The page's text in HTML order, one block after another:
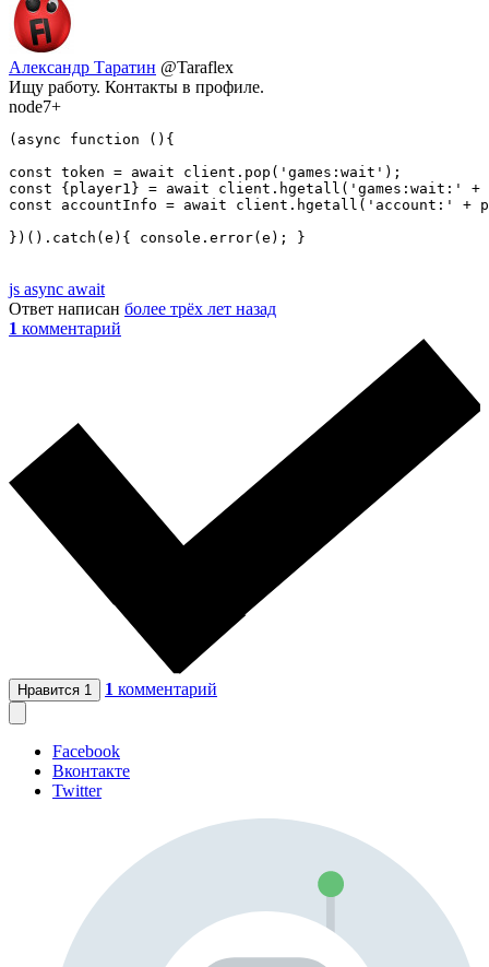
Александр Таратин @Taraflex
Ищу работу. Контакты в профиле.
node7+
(async function (){
const token = await client.pop('games:wait');
const {player1} = await client.hgetall('games:wait:' +
const accountInfo = await client.hgetall('account:' +
})().catch(e){ console.error(e); }
js async await
Ответ написан более трёх лет назад
1 комментарий
Нравится 1 1 комментарий
Facebook
Вконтакте
Twitter